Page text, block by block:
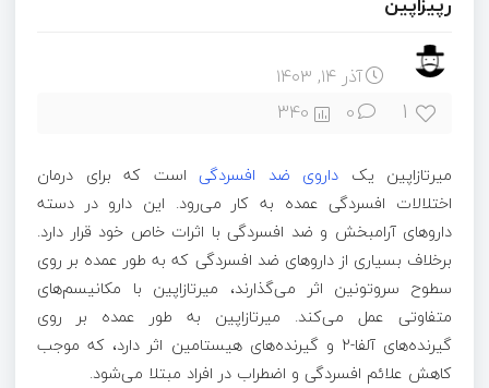
آذر ۱۴, ۱۴۰۳
1
0
340
میرتازاپین یک داروی ضد افسردگی است که برای درمان
اختلالات افسردگی عمده به کار می‌رود. این دارو در دسته
داروهای آرامبخش و ضد افسردگی با اثرات خاص خود قرار دارد.
برخلاف بسیاری از داروهای ضد افسردگی که به طور عمده بر روی
سطوح سروتونین اثر می‌گذارند، میرتازاپین با مکانیسم‌های
متفاوتی عمل می‌کند. میرتازاپین به طور عمده بر روی
گیرنده‌های آلفا-2 و گیرنده‌های هیستامین اثر دارد، که موجب
کاهش علائم افسردگی و اضطراب در افراد مبتلا می‌شود.